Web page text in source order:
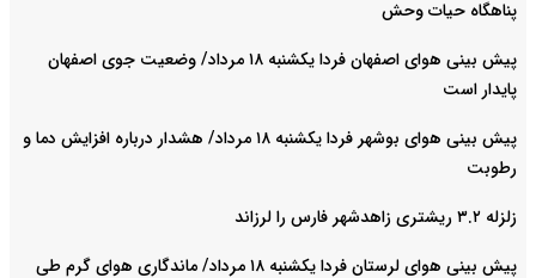
پناهگاه حیات وحش
پیش بینی هوای اصفهان فردا یکشنبه ۱۸ مرداد/ وضعیت جوی اصفهان
پایدار است
پیش بینی هوای بوشهر فردا یکشنبه ۱۸ مرداد/ هشدار درباره افزایش دما و
رطوبت
زلزله ۳.۲ ریشتری زاهدشهر فارس را لرزاند
پیش بینی هوای لرستان فردا یکشنبه ۱۸ مرداد/ ماندگاری هوای گرم طی